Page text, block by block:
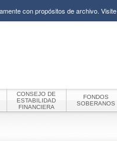
con propósitos de archivo. Visite
CONSEJO DE
ESTABILIDAD
FINANCIERA
FONDOS
SOBERANOS